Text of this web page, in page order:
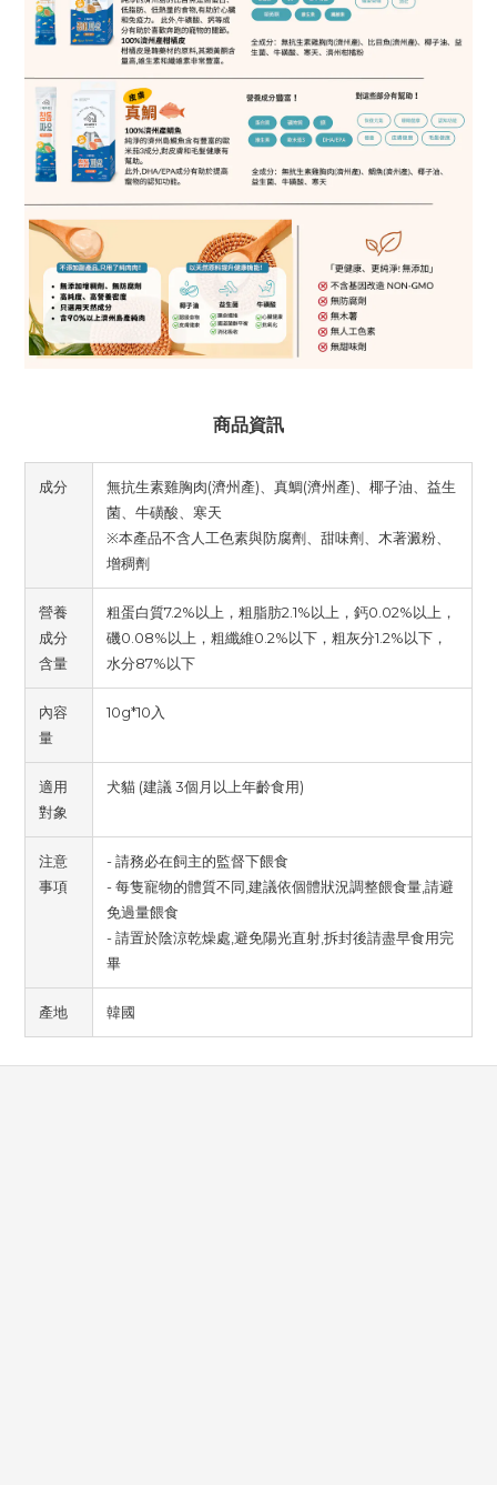
商品資訊
成分
無抗生素雞胸肉(濟州產)、真鯛(濟州產)、椰子油、益生
菌、牛磺酸、寒天
※本產品不含人工色素與防腐劑、甜味劑、木著澱粉、
增稠劑
營養
成分
含量
粗蛋白質7.2%以上，粗脂肪2.1%以上，鈣0.02%以上，
磯0.08%以上，粗纖維0.2%以下，粗灰分1.2%以下，
水分87%以下
內容
量
10g*10入
適用
對象
犬貓 (建議 3個月以上年齡食用)
注意
事項
- 請務必在飼主的監督下餵食
- 每隻寵物的體質不同,建議依個體狀況調整餵食量,請避
免過量餵食
- 請置於陰涼乾燥處,避免陽光直射,拆封後請盡早食用完
畢
產地 韓國